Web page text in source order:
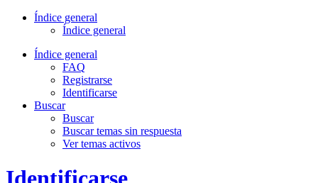
Índice general
Índice general
Índice general
FAQ
Registrarse
Identificarse
Buscar
Buscar
Buscar temas sin respuesta
Ver temas activos